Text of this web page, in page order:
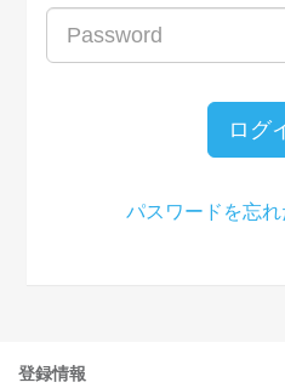
ログ
パスワードを忘
登録情報